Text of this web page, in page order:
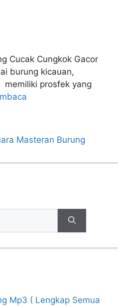
Cucak Cungkok Gacor
burung kicauan,
memiliki prosfek yang
Masteran Burung
Mp3 ( Lengkap Semua